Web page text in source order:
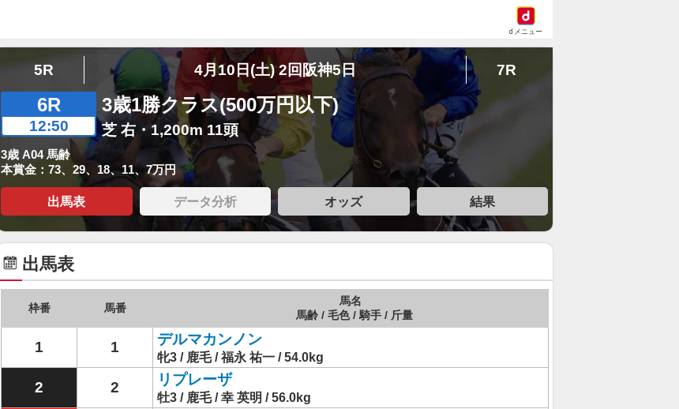
dメニュー
5R 4月10日(土) 2回阪神5日 7R
6R
12:50
3歳1勝クラス(500万円以下)
芝 右・1,200m 11頭
3歳 A04 馬齢
本賞金：73、29、18、11、7万円
出馬表 データ分析 オッズ 結果
出馬表
枠番 馬番
馬名
馬齢 / 毛色 / 騎手 / 斤量
1 1 デルマカンノン
牝3 / 鹿毛 / 福永 祐一 / 54.0kg
2 2 リプレーザ
牡3 / 鹿毛 / 幸 英明 / 56.0kg